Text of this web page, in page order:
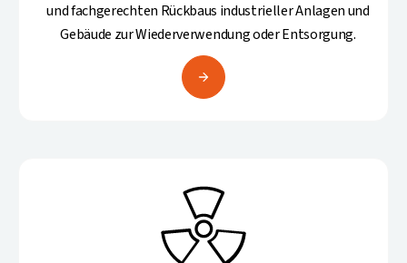
und fachgerechten Rückbaus industrieller Anlagen und
Gebäude zur Wiederverwendung oder Entsorgung.